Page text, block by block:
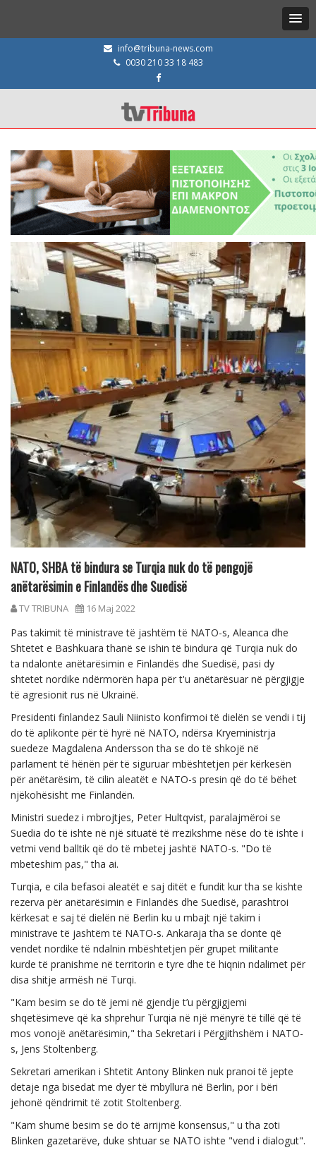
info@tribuna-news.com
0030 210 33 18 483
NATO, SHBA të bindura se Turqia nuk do të pengojë
anëtarësimin e Finlandës dhe Suedisë
TV TRIBUNA 16 Maj 2022
Pas takimit të ministrave të jashtëm të NATO-s, Aleanca dhe
Shtetet e Bashkuara thanë se ishin të bindura që Turqia nuk do
ta ndalonte anëtarësimin e Finlandës dhe Suedisë, pasi dy
shtetet nordike ndërmorën hapa për t'u anëtarësuar në përgjigje
të agresionit rus në Ukrainë.
Presidenti finlandez Sauli Niinisto konfirmoi të dielën se vendi i tij
do të aplikonte për të hyrë në NATO, ndërsa Kryeministrja
suedeze Magdalena Andersson tha se do të shkojë në
parlament të hënën për të siguruar mbështetjen për kërkesën
për anëtarësim, të cilin aleatët e NATO-s presin që do të bëhet
njëkohësisht me Finlandën.
Ministri suedez i mbrojtjes, Peter Hultqvist, paralajmëroi se
Suedia do të ishte në një situatë të rrezikshme nëse do të ishte i
vetmi vend balltik që do të mbetej jashtë NATO-s. "Do të
mbeteshim pas," tha ai.
Turqia, e cila befasoi aleatët e saj ditët e fundit kur tha se kishte
rezerva për anëtarësimin e Finlandës dhe Suedisë, parashtroi
kërkesat e saj të dielën në Berlin ku u mbajt një takim i
ministrave të jashtëm të NATO-s. Ankaraja tha se donte që
vendet nordike të ndalnin mbështetjen për grupet militante
kurde të pranishme në territorin e tyre dhe të hiqnin ndalimet për
disa shitje armësh në Turqi.
"Kam besim se do të jemi në gjendje t’u përgjigjemi
shqetësimeve që ka shprehur Turqia në një mënyrë të tillë që të
mos vonojë anëtarësimin," tha Sekretari i Përgjithshëm i NATO-
s, Jens Stoltenberg.
Sekretari amerikan i Shtetit Antony Blinken nuk pranoi të jepte
detaje nga bisedat me dyer të mbyllura në Berlin, por i bëri
jehonë qëndrimit të zotit Stoltenberg.
"Kam shumë besim se do të arrijmë konsensus," u tha zoti
Blinken gazetarëve, duke shtuar se NATO ishte "vend i dialogut".